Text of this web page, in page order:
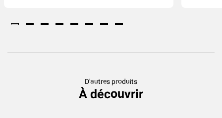
D'autres produits
À découvrir